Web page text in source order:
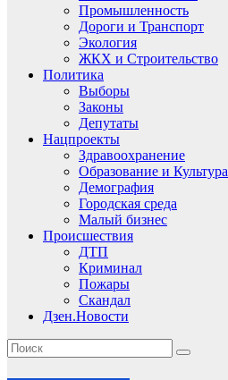
Промышленность
Дороги и Транспорт
Экология
ЖКХ и Строительство
Политика
Выборы
Законы
Депутаты
Нацпроекты
Здравоохранение
Образование и Культура
Демография
Городская среда
Малый бизнес
Происшествия
ДТП
Криминал
Пожары
Скандал
Дзен.Новости